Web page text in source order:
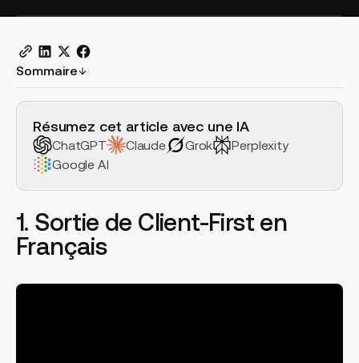
Sommaire
Résumez cet article avec une IA
ChatGPT Claude Grok
Perplexity
Google AI
1. Sortie de Client-First en
Français